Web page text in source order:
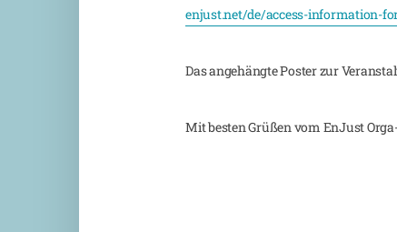
enjust.net/de/access-information-
Das angehängte Poster zur
Mit besten Grüßen vom EnJust